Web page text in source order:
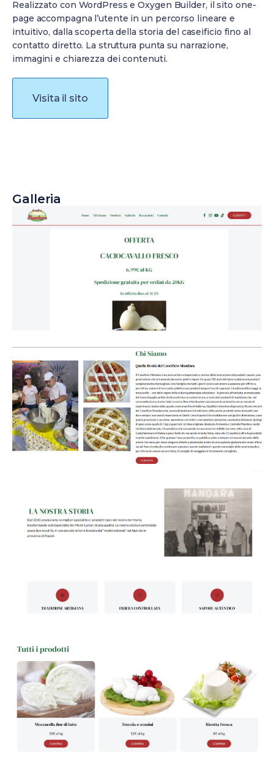
Realizzato con WordPress e Oxygen Builder, il sito one-
page accompagna l’utente in un percorso lineare e
intuitivo, dalla scoperta della storia del caseificio fino al
contatto diretto. La struttura punta su narrazione,
immagini e chiarezza dei contenuti.
Visita il sito
Galleria